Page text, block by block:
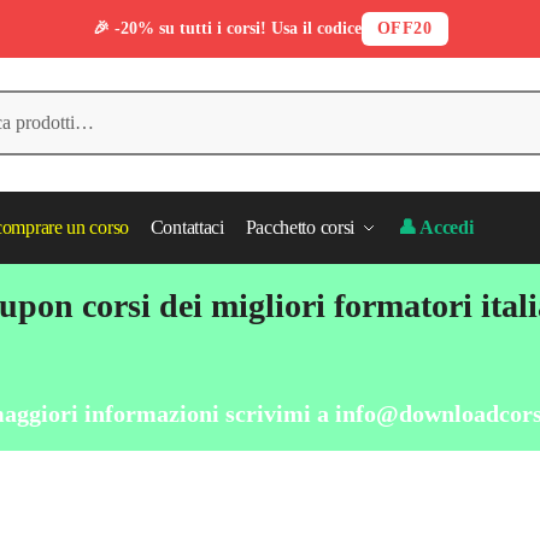
un corso Contattaci Pacchetto corsi 👤 Accedi
corsi dei migliori formatori
informazioni scrivimi a
🎉 -20% su tutti i corsi! Usa il codice OFF20